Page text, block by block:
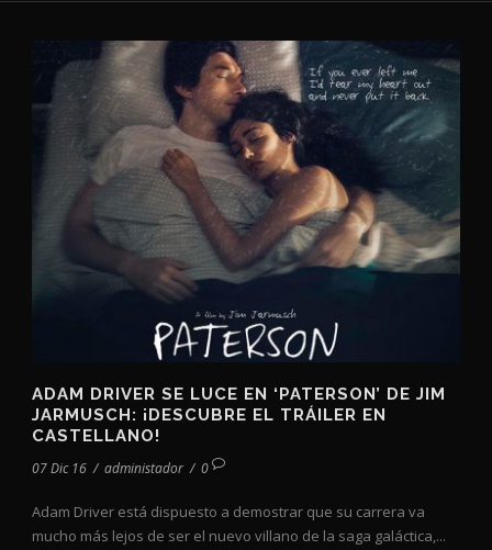
ADAM DRIVER SE LUCE EN ‘PATERSON’ DE JIM
JARMUSCH: ¡DESCUBRE EL TRÁILER EN
CASTELLANO!
07 Dic 16 / administador / 0
Adam Driver está dispuesto a demostrar que su carrera va
mucho más lejos de ser el nuevo villano de la saga galáctica,...